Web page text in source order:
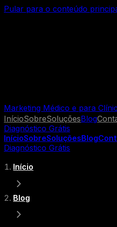
Pular para o conteúdo
Marketing Médico e para
InícioSobreSoluçõesBlog
Diagnóstico Grátis
InícioSobreSoluçõesBlog
Diagnóstico Grátis
Início
Blog